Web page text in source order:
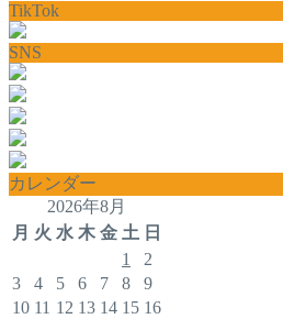
TikTok
SNS
カレンダー
2026年8月
月 火 水 木 金 土 日
1
2
3
4 5 6 7 8
9
10 11 12 13 14 15 16